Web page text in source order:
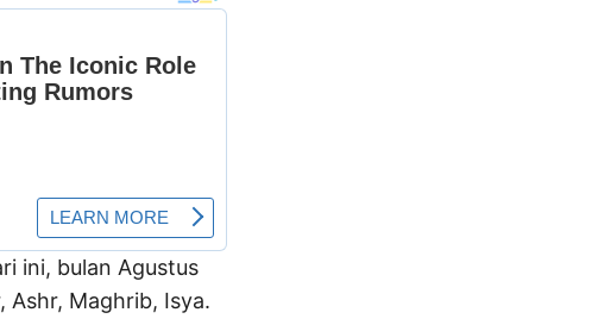
ini, bulan Agustus
Ashr, Maghrib, Isya.